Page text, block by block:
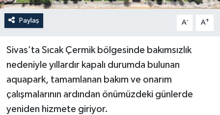
Paylaş A- A+
Sivas’ta Sıcak Çermik bölgesinde bakımsızlık
nedeniyle yıllardır kapalı durumda bulunan
aquapark, tamamlanan bakım ve onarım
çalışmalarının ardından önümüzdeki günlerde
yeniden hizmete giriyor.